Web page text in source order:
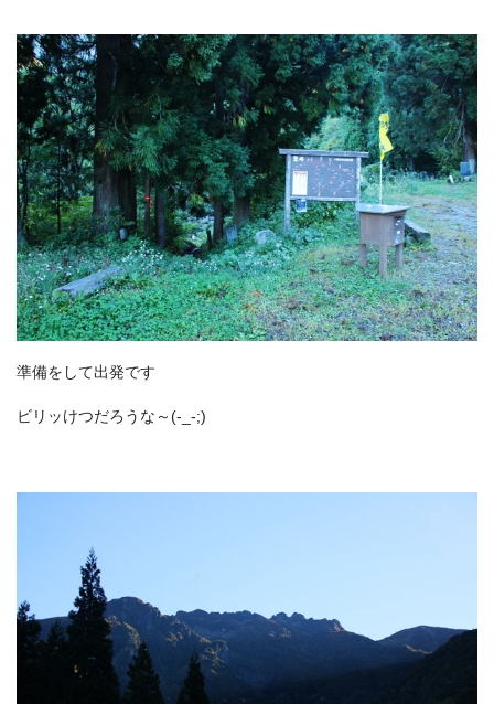
準備をして出発です
ビリッけつだろうな～(-_-;)